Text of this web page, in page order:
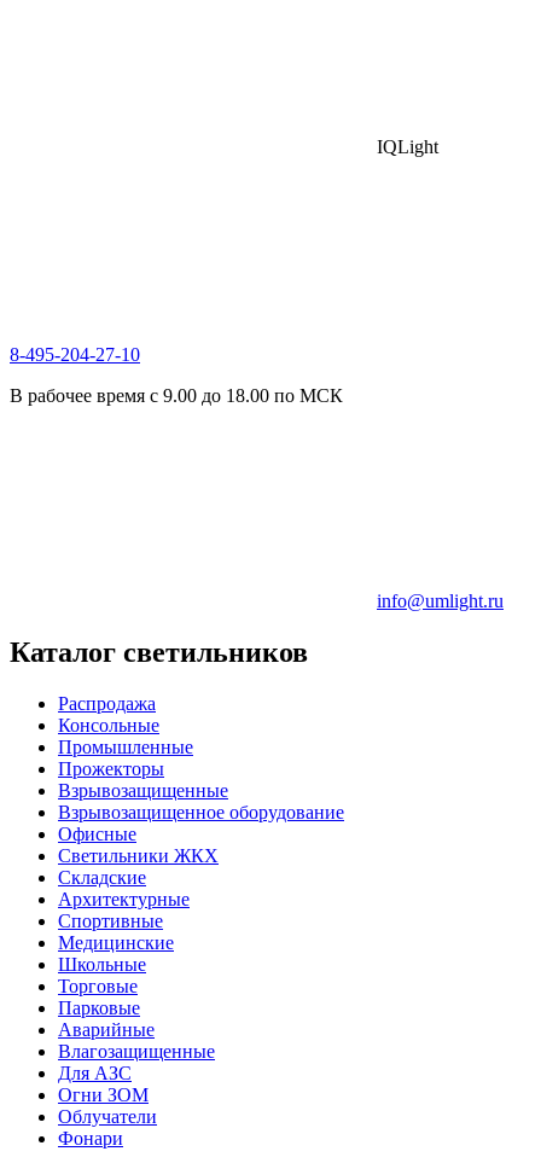
IQLight
8-495-204-27-10
В рабочее время с 9.00 до 18.00 по МСК
info@umlight.ru
Каталог светильников
Распродажа
Консольные
Промышленные
Прожекторы
Взрывозащищенные
Взрывозащищенное оборудование
Офисные
Cветильники ЖКХ
Складские
Архитектурные
Спортивные
Медицинские
Школьные
Торговые
Парковые
Аварийные
Влагозащищенные
Для АЗС
Огни ЗОМ
Облучатели
Фонари